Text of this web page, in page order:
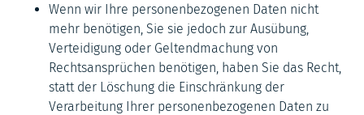
Wenn wir Ihre personenbezogenen Daten nicht
mehr benötigen, Sie sie jedoch zur Ausübung,
Verteidigung oder Geltendmachung von
Rechtsansprüchen benötigen, haben Sie das Recht,
statt der Löschung die Einschränkung der
Verarbeitung Ihrer personenbezogenen Daten zu